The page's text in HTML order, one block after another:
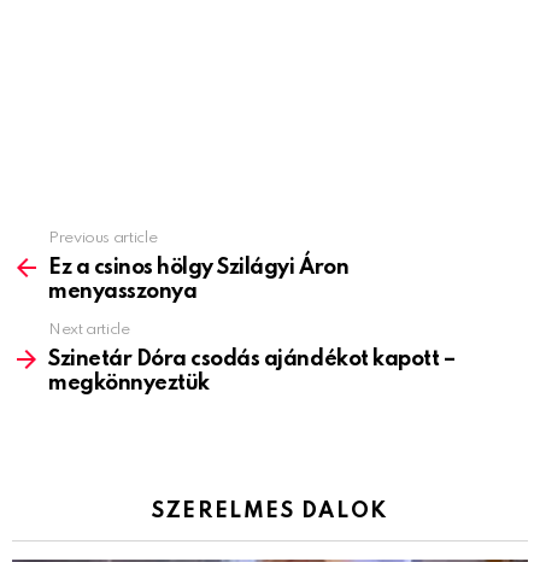
more
Previous article
Ez a csinos hölgy Szilágyi Áron
menyasszonya
Next article
Szinetár Dóra csodás ajándékot kapott –
megkönnyeztük
SZERELMES DALOK